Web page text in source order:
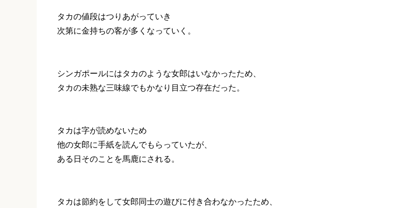
タカの値段はつりあがっていき
次第に金持ちの客が多くなっていく。
シンガポールにはタカのような女郎はいなかったため、
タカの未熟な三味線でもかなり目立つ存在だった。
タカは字が読めないため
他の女郎に手紙を読んでもらっていたが、
ある日そのことを馬鹿にされる。
タカは節約をして女郎同士の遊びに付き合わなかったため、